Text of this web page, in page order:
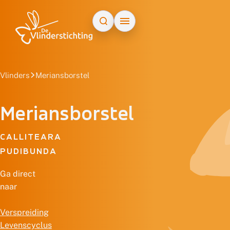
Vlinders Meriansborstel
Meriansborstel
CALLITEARA
PUDIBUNDA
Ga direct
naar
Verspreiding
Levenscyclus